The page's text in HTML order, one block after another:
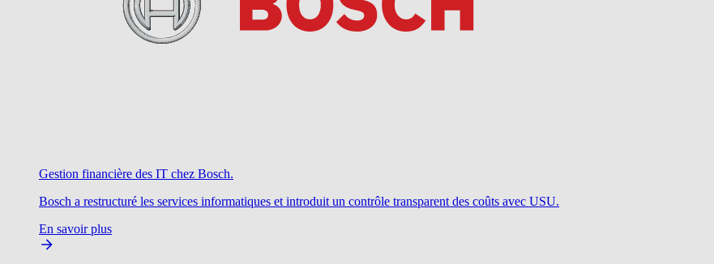
Gestion financière des IT chez Bosch.
Bosch a restructuré les services informatiques et introduit un contrôle transparent des coûts avec USU.
En savoir plus